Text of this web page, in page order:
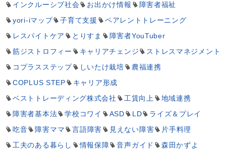
インクルーシブ社会
お出かけ情報
障害者福祉
yori-iマップ
子育て支援
ペアレントトレーニング
レスパイトケア
とりすま
障害者YouTuber
筋ジストロフィー
キャリアチェンジ
ストレスマネジメント
コプラスステップ
しいたけ栽培
農福連携
COPLUS STEP
キャリア形成
ベストトレーディング株式会社
工賃向上
地域連携
障害者基本法
学校コワイ ASD LD
ライズ＆プレイ
吃音
障害ママ 言語障害 見えない障害
片手料理
工夫のある暮らし
情報保障 音声ガイド
森田かずよ